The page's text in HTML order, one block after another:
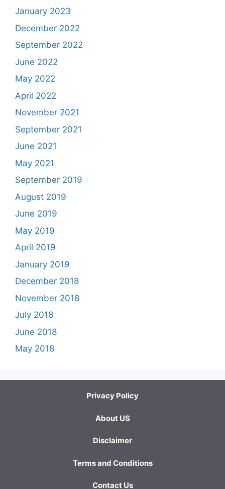
January 2023
December 2022
September 2022
June 2022
May 2022
April 2022
November 2021
September 2021
June 2021
May 2021
September 2019
August 2019
June 2019
May 2019
April 2019
January 2019
December 2018
November 2018
July 2018
June 2018
May 2018
Privacy Policy
About US
Disclaimer
Terms and Conditions
Contact Us